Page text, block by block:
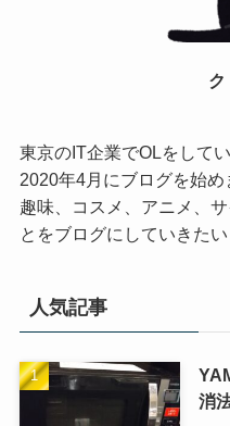
ク
東京のIT企業でOLをして
2020年4月にブログを始め
趣味、コスメ、アニメ、
とをブログにしていきたい
人気記事
消